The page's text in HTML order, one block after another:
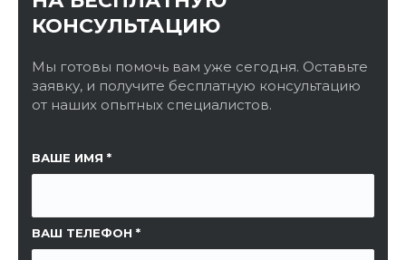
КОНСУЛЬТАЦИЮ
Мы готовы помочь вам уже сегодня. Оставьте
заявку, и получите бесплатную консультацию
от наших опытных специалистов.
ВАШЕ ИМЯ
ВАШ ТЕЛЕФОН
ССЫЛКА НА СТРАНИЦУ